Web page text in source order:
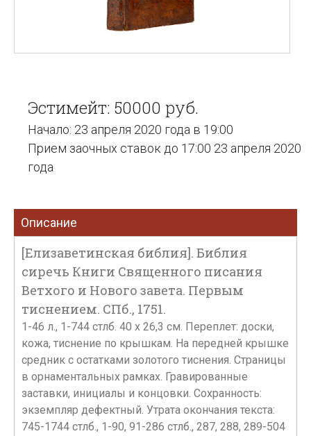
Эстимейт: 50000 руб.
Начало: 23 апреля 2020 года в 19:00
Прием заочных ставок до 17:00 23 апреля 2020
года
Описание
[Елизаветинская библия]. Библия
сиречь Книги Священного писания
Ветхого и Нового завета. Первым
тиснением. СПб., 1751.
1-46 л., 1-744 стлб. 40 х 26,3 см. Переплет: доски,
кожа, тиснение по крышкам. На передней крышке
средник с остатками золотого тиснения. Страницы
в орнаментальных рамках. Гравированные
заставки, инициалы и концовки. Сохранность:
экземпляр дефектный. Утрата окончания текста:
745-1744 стлб., 1-90, 91-286 стлб., 287, 288, 289-504